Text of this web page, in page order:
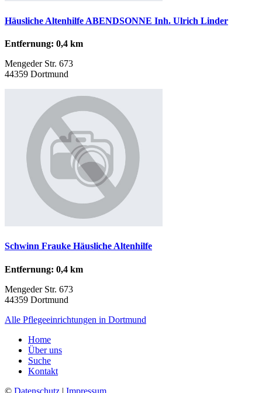
Häusliche Altenhilfe ABENDSONNE Inh. Ulrich Linder
Entfernung: 0,4 km
Mengeder Str. 673
44359 Dortmund
Schwinn Frauke Häusliche Altenhilfe
Entfernung: 0,4 km
Mengeder Str. 673
44359 Dortmund
Alle Pflegeeinrichtungen in Dortmund
Home
Über uns
Suche
Kontakt
© Datenschutz | Impressum